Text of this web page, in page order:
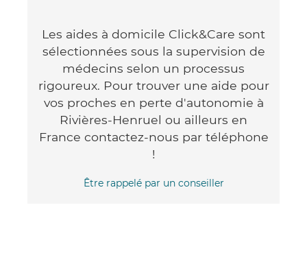
Les aides à domicile Click&Care sont
sélectionnées sous la supervision de
médecins selon un processus
rigoureux. Pour trouver une aide pour
vos proches en perte d'autonomie à
Rivières-Henruel ou ailleurs en
France contactez-nous par téléphone
!
Être rappelé par un conseiller